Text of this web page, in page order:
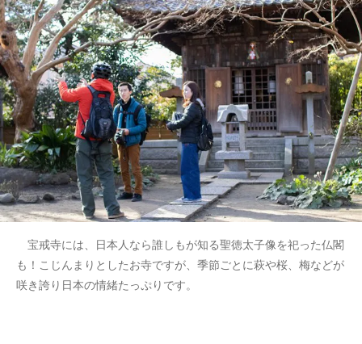
宝戒寺には、日本人なら誰しもが知る聖徳太子像を祀った仏閣
も！こじんまりとしたお寺ですが、季節ごとに萩や桜、梅などが
咲き誇り日本の情緒たっぷりです。